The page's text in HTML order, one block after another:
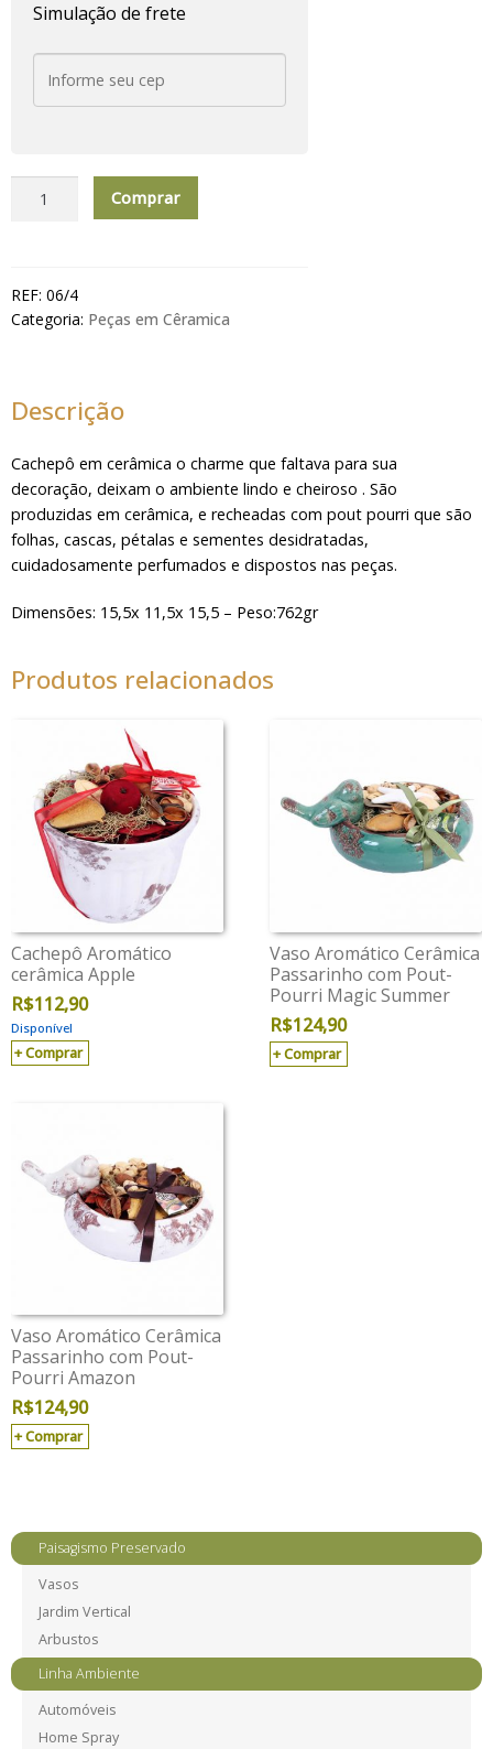
Simulação de frete
quantidade
Comprar
REF: 06/4
Categoria: Peças em Cêramica
Descrição
Cachepô em cerâmica o charme que faltava para sua
decoração, deixam o ambiente lindo e cheiroso . São
produzidas em cerâmica, e recheadas com pout pourri que são
folhas, cascas, pétalas e sementes desidratadas,
cuidadosamente perfumados e dispostos nas peças.
Dimensões: 15,5x 11,5x 15,5 – Peso:762gr
Produtos relacionados
Cachepô Aromático
cerâmica Apple
R$112,90
Disponível
Comprar
Vaso Aromático Cerâmica
Passarinho com Pout-
Pourri Magic Summer
R$124,90
Comprar
Vaso Aromático Cerâmica
Passarinho com Pout-
Pourri Amazon
R$124,90
Comprar
Paisagismo Preservado
Vasos
Jardim Vertical
Arbustos
Linha Ambiente
Automóveis
Home Spray